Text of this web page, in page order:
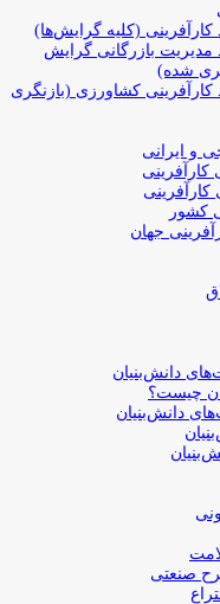
(کلیه گرایش‌ها)
بازرگانی گرایش
شده)
کشاورزی (بازنگری
و ایرانی
کشور
جهان
دانش‌بنیان
چیست؟
دانش‌بنیان
صنعتی